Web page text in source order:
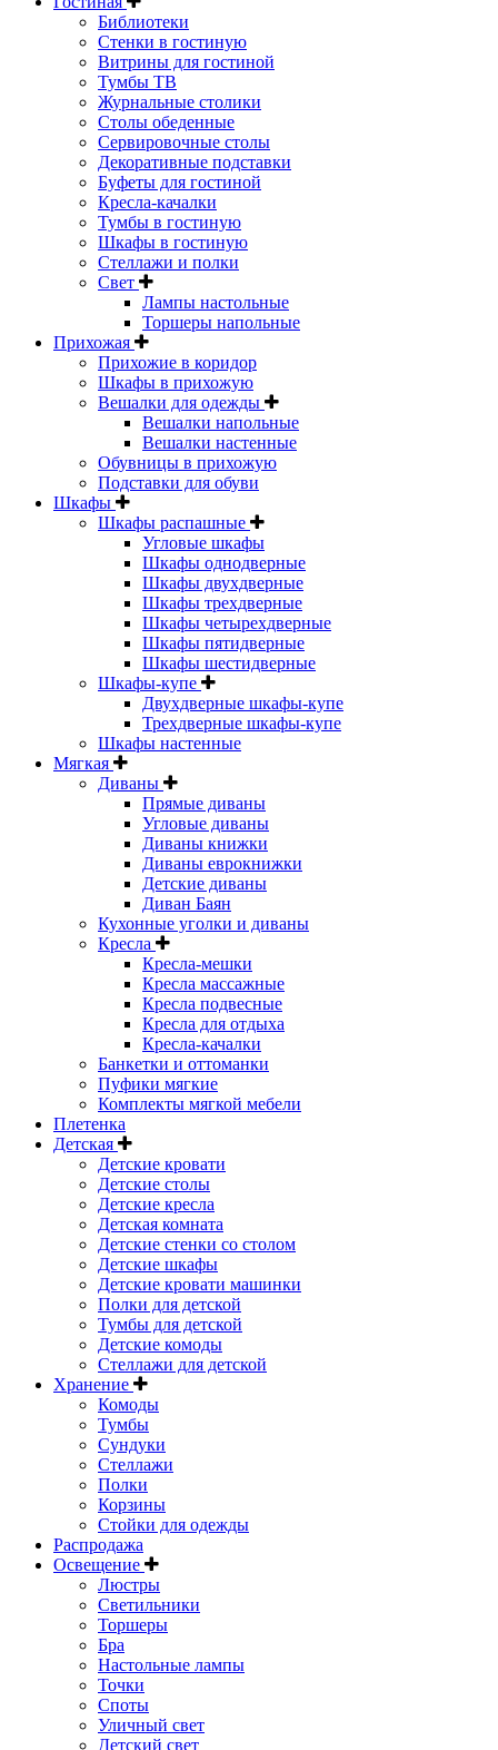
Библиотеки
Стенки в гостиную
Витрины для гостиной
Тумбы ТВ
Журнальные столики
Столы обеденные
Сервировочные столы
Декоративные подставки
Буфеты для гостиной
Кресла-качалки
Тумбы в гостиную
Шкафы в гостиную
Стеллажи и полки
Свет
Лампы настольные
Торшеры напольные
Прихожая
Прихожие в коридор
Шкафы в прихожую
Вешалки для одежды
Вешалки напольные
Вешалки настенные
Обувницы в прихожую
Подставки для обуви
Шкафы
Шкафы распашные
Угловые шкафы
Шкафы однодверные
Шкафы двухдверные
Шкафы трехдверные
Шкафы четырехдверные
Шкафы пятидверные
Шкафы шестидверные
Шкафы-купе
Двухдверные шкафы-купе
Трехдверные шкафы-купе
Шкафы настенные
Мягкая
Диваны
Прямые диваны
Угловые диваны
Диваны книжки
Диваны еврокнижки
Детские диваны
Диван Баян
Кухонные уголки и диваны
Кресла
Кресла-мешки
Кресла массажные
Кресла подвесные
Кресла для отдыха
Кресла-качалки
Банкетки и оттоманки
Пуфики мягкие
Комплекты мягкой мебели
Плетенка
Детская
Детские кровати
Детские столы
Детские кресла
Детская комната
Детские стенки со столом
Детские шкафы
Детские кровати машинки
Полки для детской
Тумбы для детской
Детские комоды
Стеллажи для детской
Хранение
Комоды
Тумбы
Сундуки
Стеллажи
Полки
Корзины
Стойки для одежды
Распродажа
Освещение
Люстры
Светильники
Торшеры
Бра
Настольные лампы
Точки
Споты
Уличный свет
Детский свет